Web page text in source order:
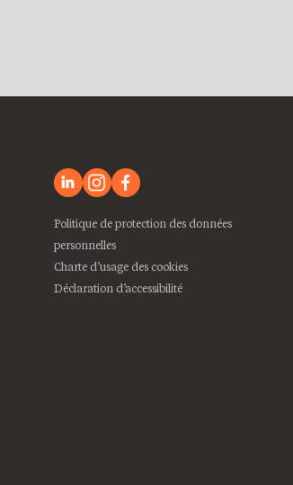
Politique de protection des données
personnelles
Charte d’usage des cookies
Déclaration d’accessibilité